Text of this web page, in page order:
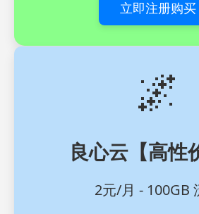
立即注册购买
🌌
良心云【高性
2元/月 - 100GB